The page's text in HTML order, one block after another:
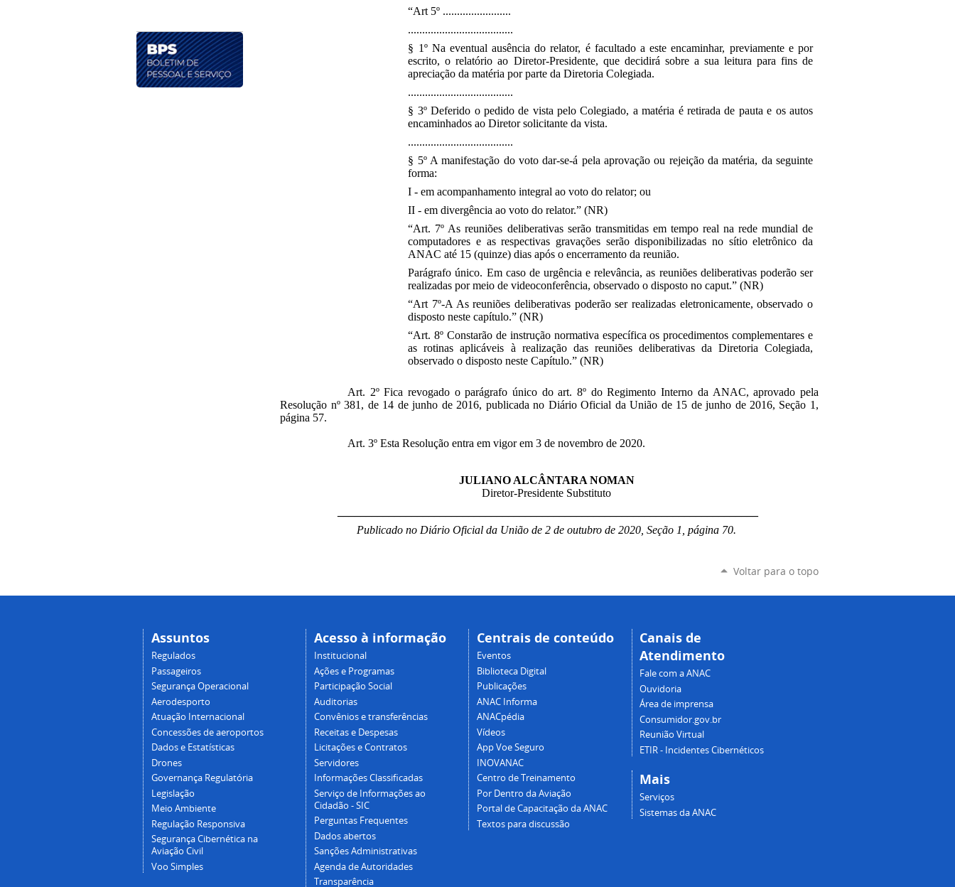
“Art 5º ........................
.....................................
§ 1º Na eventual ausência do relator, é facultado a este encaminhar, previamente e por
escrito, o relatório ao Diretor-Presidente, que decidirá sobre a sua leitura para fins de
apreciação da matéria por parte da Diretoria Colegiada.
.....................................
§ 3º Deferido o pedido de vista pelo Colegiado, a matéria é retirada de pauta e os autos
encaminhados ao Diretor solicitante da vista.
.....................................
§ 5º A manifestação do voto dar-se-á pela aprovação ou rejeição da matéria, da seguinte
forma:
I - em acompanhamento integral ao voto do relator; ou
II - em divergência ao voto do relator.” (NR)
“Art. 7º As reuniões deliberativas serão transmitidas em tempo real na rede mundial de
computadores e as respectivas gravações serão disponibilizadas no sítio eletrônico da
ANAC até 15 (quinze) dias após o encerramento da reunião.
Parágrafo único. Em caso de urgência e relevância, as reuniões deliberativas poderão ser
realizadas por meio de videoconferência, observado o disposto no caput.” (NR)
“Art 7º-A As reuniões deliberativas poderão ser realizadas eletronicamente, observado o
disposto neste capítulo.” (NR)
“Art. 8º Constarão de instrução normativa específica os procedimentos complementares e
as rotinas aplicáveis à realização das reuniões deliberativas da Diretoria Colegiada,
observado o disposto neste Capítulo.” (NR)
Art. 2º Fica revogado o parágrafo único do art. 8º do Regimento Interno da ANAC, aprovado pela
Resolução nº 381, de 14 de junho de 2016, publicada no Diário Oficial da União de 15 de junho de 2016, Seção 1,
página 57.
Art. 3º Esta Resolução entra em vigor em 3 de novembro de 2020.
JULIANO ALCÂNTARA NOMAN
Diretor-Presidente Substituto
Publicado no Diário Oficial da União de 2 de outubro de 2020, Seção 1, página 70.
Voltar para o topo
Assuntos
Regulados
Passageiros
Segurança Operacional
Aerodesporto
Atuação Internacional
Concessões de aeroportos
Dados e Estatísticas
Drones
Governança Regulatória
Legislação
Meio Ambiente
Regulação Responsiva
Segurança Cibernética na
Aviação Civil
Voo Simples
Acesso à informação
Institucional
Ações e Programas
Participação Social
Auditorias
Convênios e transferências
Receitas e Despesas
Licitações e Contratos
Servidores
Informações Classificadas
Serviço de Informações ao
Cidadão - SIC
Perguntas Frequentes
Dados abertos
Sanções Administrativas
Agenda de Autoridades
Transparência
Centrais de conteúdo
Eventos
Biblioteca Digital
Publicações
ANAC Informa
ANACpédia
Vídeos
App Voe Seguro
INOVANAC
Centro de Treinamento
Por Dentro da Aviação
Portal de Capacitação da ANAC
Textos para discussão
Canais de
Atendimento
Fale com a ANAC
Ouvidoria
Área de imprensa
Consumidor.gov.br
Reunião Virtual
ETIR - Incidentes Cibernéticos
Mais
Serviços
Sistemas da ANAC